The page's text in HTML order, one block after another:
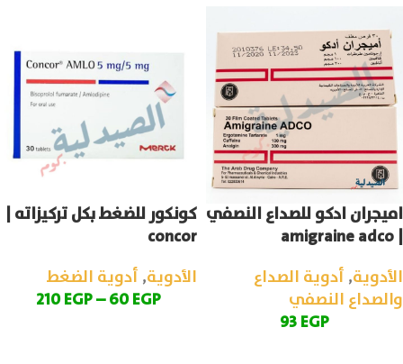
اميجران ادكو للصداع النصفي
| amigraine adco
الأدوية, أدوية الصداع
والصداع النصفي
93EGP
كونكور للضغط بكل تركيزاته |
concor
الأدوية, أدوية الضغط
60EGP
–
210EGP